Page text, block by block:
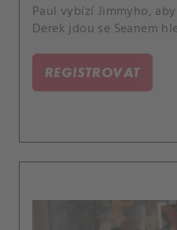
Paul vybízí Jimmyho,
Derek jdou se Seanem
REGISTROVAT